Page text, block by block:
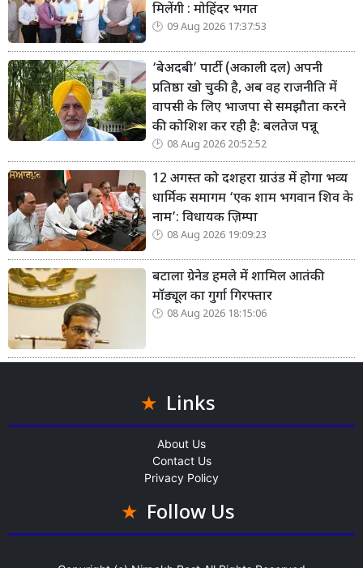
मिलेंगी : मोहिंदर भगत
09 Aug 2026 17:37:53
‘बेअदबी’ पार्टी (अकाली दल) अपनी
प्रतिष्ठा खो चुकी है, अब वह राजनीति में
वापसी के लिए भाजपा से समझौता करने
की कोशिश कर रही है: बलतेज पन्नू
08 Aug 2026 20:52:52
12 अगस्त को दशहरा ग्राउंड में होगा भव्य
धार्मिक समागम ‘एक शाम भगवान शिव के
नाम’: विधायक ज़िम्पा
08 Aug 2026 19:09:23
बटाला ग्रेनेड हमले में शामिल आतंकी
मॉड्यूल का गुर्गा गिरफ्तार
08 Aug 2026 18:15:06
Links
About Us
Contact Us
Privacy Policy
Follow Us